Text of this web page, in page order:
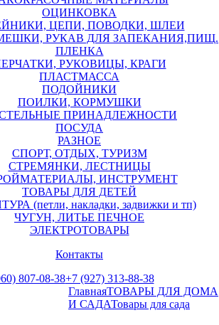
ОЦИНКОВКА
ЦЕПИ, ПОВОДКИ, ШЛЕИ
РУКАВ ДЛЯ ЗАПЕКАНИЯ,ПИЩ.
ПЛЕНКА
РУКОВИЦЫ, КРАГИ
ПЛАСТМАССА
ПОДОЙНИКИ
ПОИЛКИ, КОРМУШКИ
ПРИНАДЛЕЖНОСТИ
ПОСУДА
РАЗНОЕ
СПОРТ, ОТДЫХ, ТУРИЗМ
СТРЕМЯНКИ, ЛЕСТНИЦЫ
ИНСТРУМЕНТ
ТОВАРЫ ДЛЯ ДЕТЕЙ
(петли, накладки, задвижки и тп)
ЧУГУН, ЛИТЬЕ ПЕЧНОЕ
ЭЛЕКТРОТОВАРЫ
Контакты
807-08-38+7 (927) 313-88-38
ГлавнаяТОВАРЫ ДЛЯ ДОМА
И САДАТовары для сада